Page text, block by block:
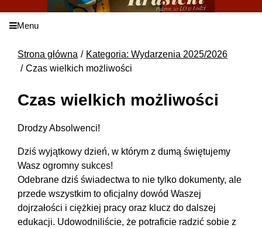
Menu
Strona główna
Kategoria: Wydarzenia 2025/2026
Czas wielkich możliwości
Czas wielkich możliwości
Drodzy Absolwenci!
Dziś wyjątkowy dzień, w którym z dumą świętujemy
Wasz ogromny sukces!
Odebrane dziś świadectwa to nie tylko dokumenty, ale
przede wszystkim to oficjalny dowód Waszej
dojrzałości i ciężkiej pracy oraz klucz do dalszej
edukacji. Udowodniliście, że potraficie radzić sobie z